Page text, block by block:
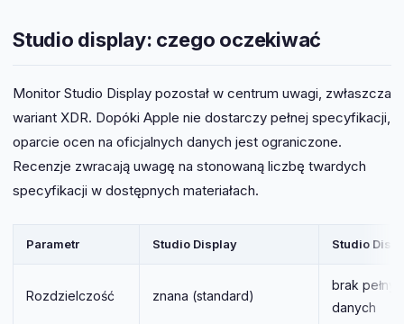
Studio display: czego oczekiwać
Monitor Studio Display pozostał w centrum uwagi, zwłaszcza
wariant XDR. Dopóki Apple nie dostarczy pełnej specyfikacji,
oparcie ocen na oficjalnych danych jest ograniczone.
Recenzje zwracają uwagę na stonowaną liczbę twardych
specyfikacji w dostępnych materiałach.
Parametr Studio Display Studio
Rozdzielczość znana (standard)
brak
danych